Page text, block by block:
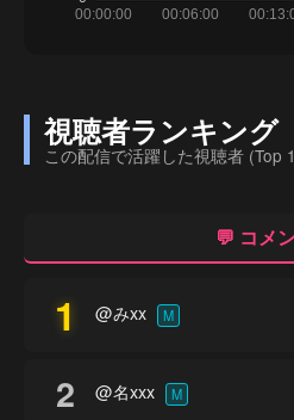
視聴者ランキング
この配信で活躍した視聴者 (Top
💬 コメ
1 @みxx M
2 @名xxx M